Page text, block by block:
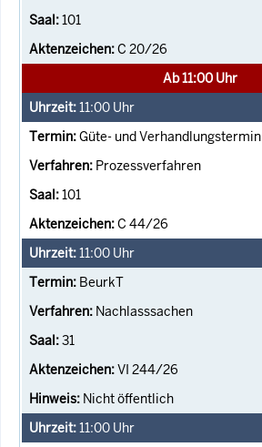
101
C 20/26
Ab 11:00 Uhr
11:00 Uhr
Güte- und Verhandlungstermin
Prozessverfahren
101
C 44/26
11:00 Uhr
BeurkT
Nachlasssachen
31
VI 244/26
Nicht öffentlich
11:00 Uhr